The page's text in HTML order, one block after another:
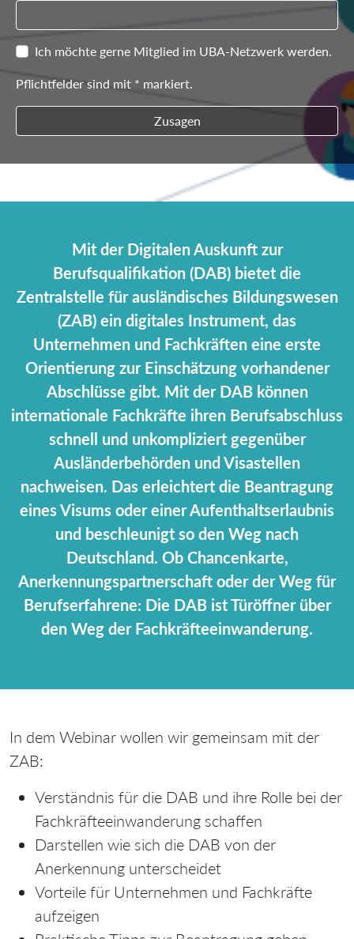
Ich möchte gerne Mitglied im UBA-Netzwerk werden.
Pflichtfelder sind mit * markiert.
Zusagen
Mit der Digitalen Auskunft zur
Berufsqualifikation (DAB) bietet die
Zentralstelle für ausländisches Bildungswesen
(ZAB) ein digitales Instrument, das
Unternehmen und Fachkräften eine erste
Orientierung zur Einschätzung vorhandener
Abschlüsse gibt. Mit der DAB können
internationale Fachkräfte ihren Berufsabschluss
schnell und unkompliziert gegenüber
Ausländerbehörden und Visastellen
nachweisen. Das erleichtert die Beantragung
eines Visums oder einer Aufenthaltserlaubnis
und beschleunigt so den Weg nach
Deutschland. Ob Chancenkarte,
Anerkennungspartnerschaft oder der Weg für
Berufserfahrene: Die DAB ist Türöffner über
den Weg der Fachkräfteeinwanderung.
In dem Webinar wollen wir gemeinsam mit der
ZAB:
Verständnis für die DAB und ihre Rolle bei der
Fachkräfteeinwanderung schaffen
Darstellen wie sich die DAB von der
Anerkennung unterscheidet
Vorteile für Unternehmen und Fachkräfte
aufzeigen